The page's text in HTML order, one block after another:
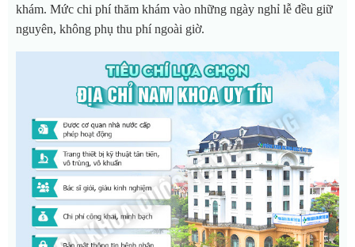
khám. Mức chi phí thăm khám vào những ngày nghỉ lễ đều giữ
nguyên, không phụ thu phí ngoài giờ.